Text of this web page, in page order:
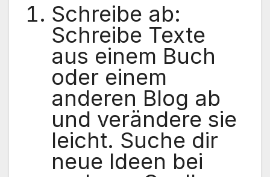
Schreibe ab:
Schreibe Texte
aus einem Buch
oder einem
anderen Blog ab
und verändere sie
leicht. Suche dir
neue Ideen bei